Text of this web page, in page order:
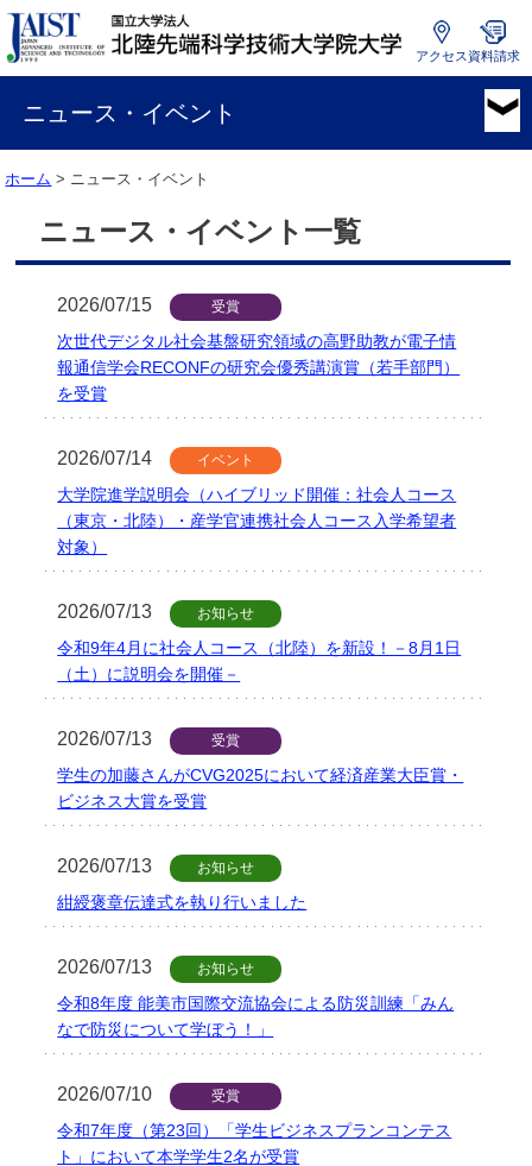
国
学
法
陸
アクセス 資料請求
ニュース・イベント
ホーム > ニュース・イベント
ニュース・イベント一覧
2026/07/15 受賞
次世代デジタル社会基盤研究領域の高野助教が電子情
報通信学会RECONFの研究会優秀講演賞（若手部門）
を受賞
2026/07/14 イベント
大学院進学説明会（ハイブリッド開催：社会人コース
（東京・北陸）・産学官連携社会人コース入学希望者
対象）
2026/07/13 お知らせ
令和9年4月に社会人コース（北陸）を新設！－8月1日
（土）に説明会を開催－
2026/07/13 受賞
学生の加藤さんがCVG2025において経済産業大臣賞・
ビジネス大賞を受賞
2026/07/13 お知らせ
紺綬褒章伝達式を執り行いました
2026/07/13 お知らせ
令和8年度 能美市国際交流協会による防災訓練「みん
なで防災について学ぼう！」
2026/07/10 受賞
令和7年度（第23回）「学生ビジネスプランコンテス
ト」において本学学生2名が受賞